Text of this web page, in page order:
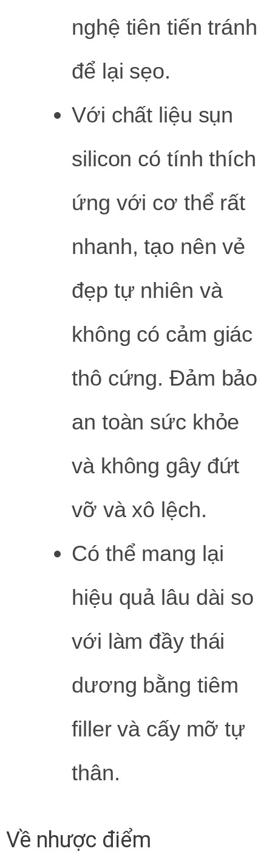
nghệ tiên tiến tránh
để lại sẹo.
Với chất liệu sụn
silicon có tính thích
ứng với cơ thể rất
nhanh, tạo nên vẻ
đẹp tự nhiên và
không có cảm giác
thô cứng. Đảm bảo
an toàn sức khỏe
và không gây đứt
vỡ và xô lệch.
Có thể mang lại
hiệu quả lâu dài so
với làm đầy thái
dương bằng tiêm
filler và cấy mỡ tự
thân.
Về nhược điểm